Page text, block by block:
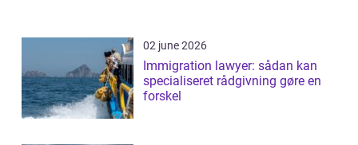
02 june 2026
Immigration lawyer: sådan kan
specialiseret rådgivning gøre en
forskel